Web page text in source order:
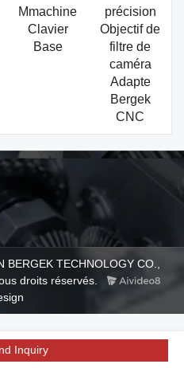
Mmachine
Clavier
Base
précision
Objectif de
filtre de
caméra
Adapte
Bergek
CNC
TECHNOLOGY CO.,
droits réservés.
Inquiry